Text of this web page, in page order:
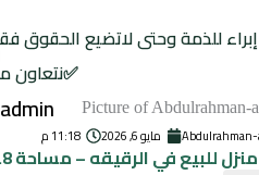
للذمة وحتى لاتضيع
✅نتعاون
مايو 6, 2026 11:18 م
منزل للبيع في الرقيقه – مساحة 88.8 م2 في الرقيقة – الهفوف – الأحساء